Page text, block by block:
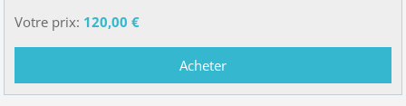
Votre prix: 120,00 €